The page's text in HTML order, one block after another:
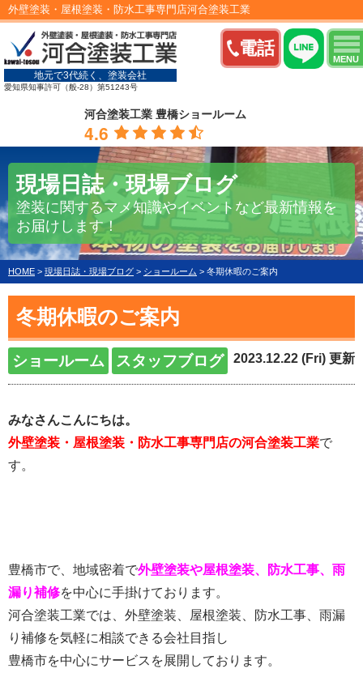
電話
MENU
外壁塗装・屋根塗装・防水工事専門店河合塗装工業
地元で3代続く、塗装会社
愛知県知事許可（般-28）第51243号
河合塗装工業 豊橋ショールーム
4.6
現場日誌・現場ブログ
塗装に関するマメ知識やイベントなど最新情報を
お届けします！
HOME > 現場日誌・現場ブログ > ショールーム > 冬期休暇のご案内
冬期休暇のご案内
ショールーム スタッフブログ 2023.12.22 (Fri) 更新
みなさんこんにちは。
外壁塗装・屋根塗装・防水工事専門店の河合塗装工業で
す。
豊橋市で、地域密着で外壁塗装や屋根塗装、防水工事、雨
漏り補修を中心に手掛けております。
河合塗装工業では、外壁塗装、屋根塗装、防水工事、雨漏
り補修を気軽に相談できる会社目指し
豊橋市を中心にサービスを展開しております。